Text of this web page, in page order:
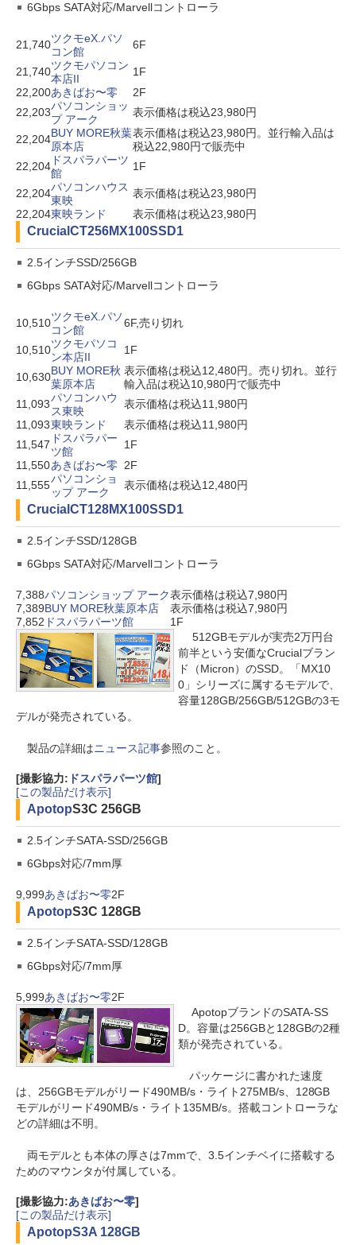
6Gbps SATA対応/Marvellコントローラ
21,740ツクモeX.パソ
コン館
6F
21,740ツクモパソコン
本店II
1F
22,200あきばお〜零
2F
22,203パソコンショッ
プ アーク
表示価格は税込23,980円
22,204BUY MORE秋葉
原本店
表示価格は税込23,980円。並行輸入品は
税込22,980円で販売中
22,204 ドスパラパーツ
館
1F
22,204パソコンハウス
東映
表示価格は税込23,980円
22,204東映ランド 表示価格は税込23,980円
Crucial CT256MX100SSD1
2.5インチSSD/256GB
6Gbps SATA対応/Marvellコントローラ
10,510ツクモeX.パソ
コン館
6F,売り切れ
10,510ツクモパソコ
ン本店II
1F
10,630BUY MORE秋
葉原本店
表示価格は税込12,480円。売り切れ。並行
輸入品は税込10,980円で販売中
11,093パソコンハウ
ス東映
表示価格は税込11,980円
11,093東映ランド
表示価格は税込11,980円
11,547 ドスパラパー
ツ館
1F
11,550あきばお〜零
2F
11,555パソコンショ
ップ アーク
表示価格は税込12,480円
Crucial CT128MX100SSD1
2.5インチSSD/128GB
6Gbps SATA対応/Marvellコントローラ
7,388パソコンショップ アーク表示価格は税込7,980円
7,389BUY MORE秋葉原本店
表示価格は税込7,980円
7,852 ドスパラパーツ館
1F
512GBモデルが実売2万円台
前半という安価なCrucialブラン
ド（Micron）のSSD。「MX10
0」シリーズに属するモデルで、
容量128GB/256GB/512GBの3モ
デルが発売されている。
製品の詳細はニュース記事参照のこと。
[撮影協力: ドスパラパーツ館]
[この製品だけ表示]
ApotopS3C 256GB
2.5インチSATA-SSD/256GB
6Gbps対応/7mm厚
9,999あきばお〜零2F
ApotopS3C 128GB
2.5インチSATA-SSD/128GB
6Gbps対応/7mm厚
5,999あきばお〜零2F
ApotopブランドのSATA-SS
D。容量は256GBと128GBの2種
類が発売されている。
パッケージに書かれた速度
は、256GBモデルがリード490MB/s・ライト275MB/s、128GB
モデルがリード490MB/s・ライト135MB/s。搭載コントローラな
どの詳細は不明。
両モデルとも本体の厚さは7mmで、3.5インチベイに搭載する
ためのマウンタが付属している。
[撮影協力:あきばお〜零]
[この製品だけ表示]
ApotopS3A 128GB